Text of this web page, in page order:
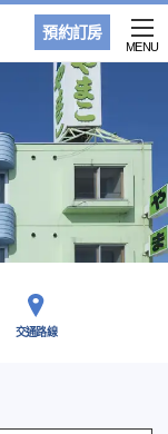
預約訂房
MENU
交通路線